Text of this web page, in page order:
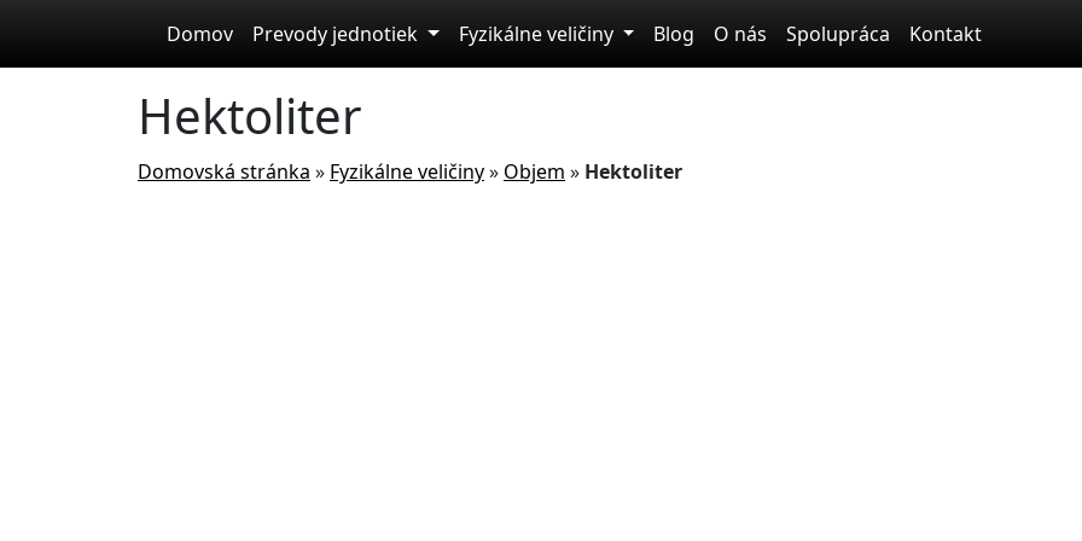
Domov Prevody jednotiek Fyzikálne veličiny Blog O nás Spolupráca Kontakt
Hektoliter
Domovská stránka » Fyzikálne veličiny» Objem » Hektoliter